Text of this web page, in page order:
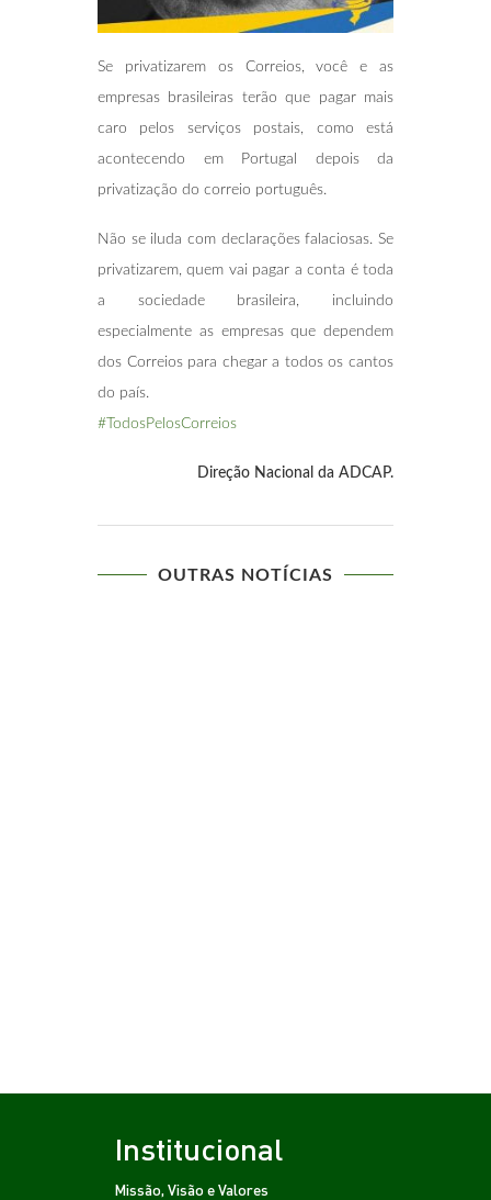
Se privatizarem os Correios, você e as
empresas brasileiras terão que pagar mais
caro pelos serviços postais, como está
acontecendo em Portugal depois da
privatização do correio português.
Não se iluda com declarações falaciosas. Se
privatizarem, quem vai pagar a conta é toda
a sociedade brasileira, incluindo
especialmente as empresas que dependem
dos Correios para chegar a todos os cantos
do país.
#TodosPelosCorreios
Direção Nacional da ADCAP.
OUTRAS NOTÍCIAS
Institucional
Missão, Visão e Valores